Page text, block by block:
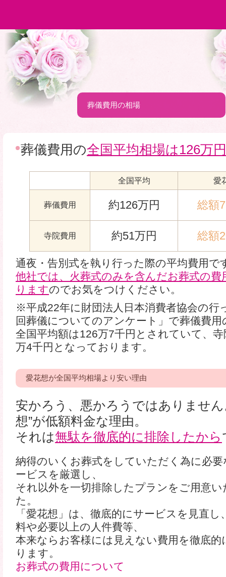
葬儀費用の相場
葬儀費用の全国平均相場は126万円
全国平均 愛
葬儀費用 約126万円 総額
寺院費用 約51万円 総額
通夜・告別式を執り行った際の平均費用で
他社では、火葬式のみを含んだお葬式の費
りますのでお気をつけください。
※平成22年に財団法人日本消費者協会の
回葬儀についてのアンケート」で葬儀費用
全国平均額は126万7千円とされていて、
万4千円となっております。
愛花想が全国平均相場より安い理由
安かろう、悪かろうではありません
想”が低額料金な理由。
それは無駄を徹底的に排除したから
納得のいくお葬式をしていただく為に必要
ービスを厳選し、
それ以外を一切排除したプランをご用意
た。
「愛花想」は、徹底的にサービスを見直し
料や必要以上の人件費等、
本来ならお客様には見えない費用を徹底的
ります。
お葬式の費用について